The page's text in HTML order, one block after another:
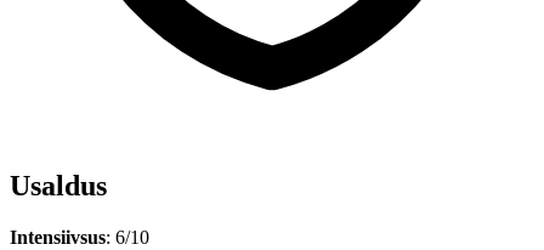
Usaldus
Intensiivsus: 6/10